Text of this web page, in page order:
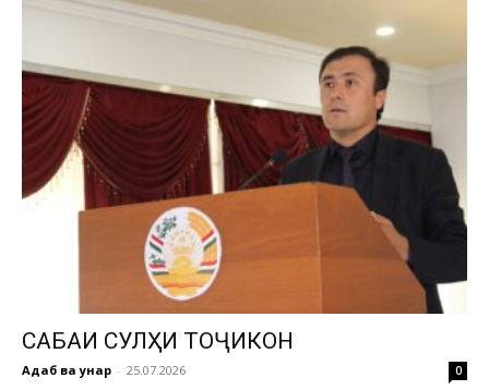
САБАҚИ СУЛҲИ ТОҶИКОН
Адаб ва ҳунар - 25.07.2026 0